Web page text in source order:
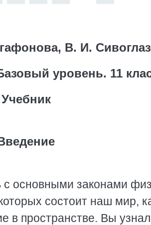
В. И.
уровень. 11
Учебник
основными законами
состоит наш мир,
в пространстве. Вы